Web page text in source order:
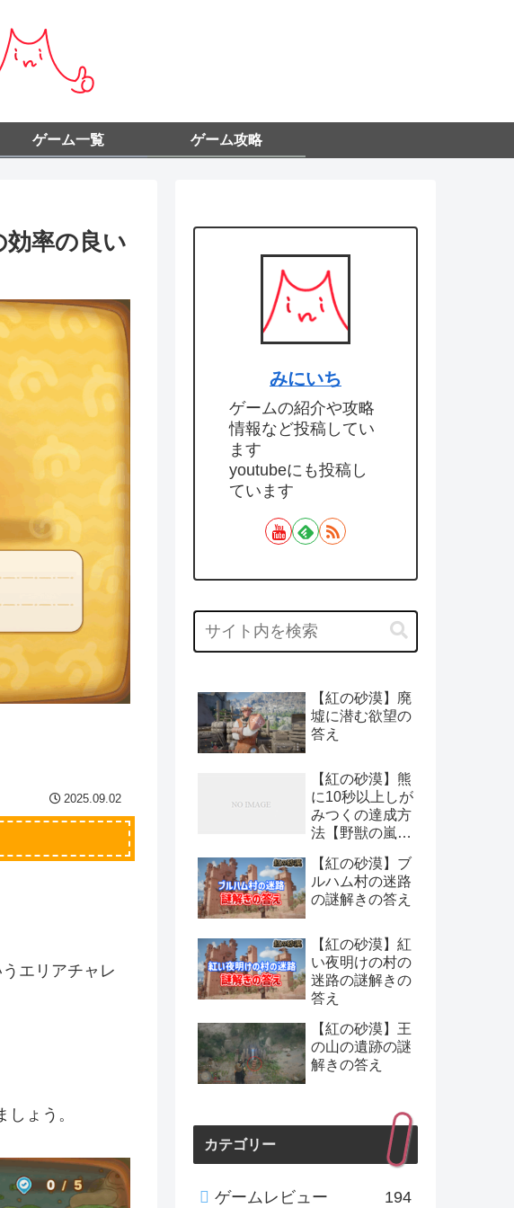
ゲーム一覧 ゲーム攻略
効率の良い
2025.09.02
うエリアチャレ
ょう。
みにいち
ゲームの紹介や攻略
情報など投稿してい
ます
youtubeにも投稿し
ています
【紅の砂漠】廃
墟に潜む欲望の
答え
【紅の砂漠】熊
に10秒以上しが
みつくの達成方
法【野獣の嵐：
【紅の砂漠】ブ
ルハム村の迷路
の謎解きの答え
【紅の砂漠】紅
い夜明けの村の
迷路の謎解きの
答え
【紅の砂漠】王
の山の遺跡の謎
解きの答え
カテゴリー
ゲームレビュー 194